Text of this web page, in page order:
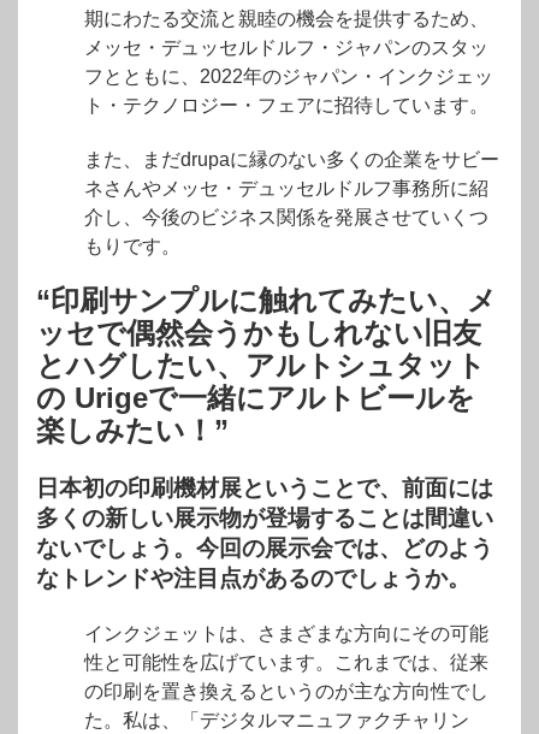
期にわたる交流と親睦の機会を提供するため、
メッセ・デュッセルドルフ・ジャパンのスタッ
フとともに、2022年のジャパン・インクジェッ
ト・テクノロジー・フェアに招待しています。
また、まだdrupaに縁のない多くの企業をサビー
ネさんやメッセ・デュッセルドルフ事務所に紹
介し、今後のビジネス関係を発展させていくつ
もりです。
“印刷サンプルに触れてみたい、メ
ッセで偶然会うかもしれない旧友
とハグしたい、アルトシュタット
の Urigeで一緒にアルトビールを
楽しみたい！”
日本初の印刷機材展ということで、前面には
多くの新しい展示物が登場することは間違い
ないでしょう。今回の展示会では、どのよう
なトレンドや注目点があるのでしょうか。
インクジェットは、さまざまな方向にその可能
性と可能性を広げています。これまでは、従来
の印刷を置き換えるというのが主な方向性でし
た。私は、「デジタルマニュファクチャリン